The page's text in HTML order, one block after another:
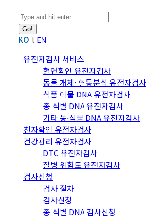
Search:
KO EN
유전자검사 서비스
혈연확인 유전자검사
동물 개체· 혈통분석 유전자검사
식품 이물 DNA 유전자검사
종 식별 DNA 유전자검사
기타 동·식물 DNA 유전자검사
친자확인 유전자검사
건강관리 유전자검사
DTC 유전자검사
질병 위험도 유전자검사
검사신청
검사 절차
검사신청
종 식별 DNA 검사신청